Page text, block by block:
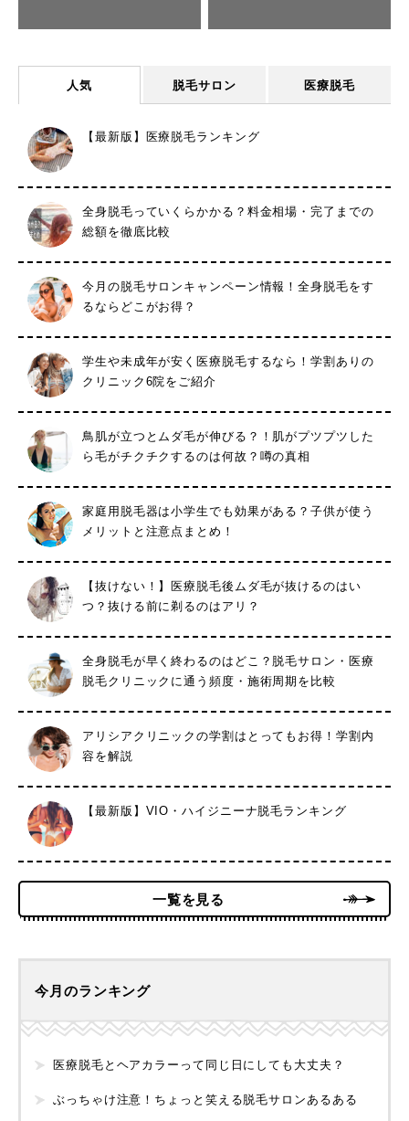
人気 脱毛サロン 医療脱毛
【最新版】医療脱毛ランキング
全身脱毛っていくらかかる？料金相場・完了までの
総額を徹底比較
今月の脱毛サロンキャンペーン情報！全身脱毛をす
るならどこがお得？
学生や未成年が安く医療脱毛するなら！学割ありの
クリニック6院をご紹介
鳥肌が立つとムダ毛が伸びる？！肌がプツプツした
ら毛がチクチクするのは何故？噂の真相
家庭用脱毛器は小学生でも効果がある？子供が使う
メリットと注意点まとめ！
【抜けない！】医療脱毛後ムダ毛が抜けるのはい
つ？抜ける前に剃るのはアリ？
全身脱毛が早く終わるのはどこ？脱毛サロン・医療
脱毛クリニックに通う頻度・施術周期を比較
アリシアクリニックの学割はとってもお得！学割内
容を解説
【最新版】VIO・ハイジニーナ脱毛ランキング
一覧を見る
今月のランキング
医療脱毛とヘアカラーって同じ日にしても大丈夫？
ぶっちゃけ注意！ちょっと笑える脱毛サロンあるある